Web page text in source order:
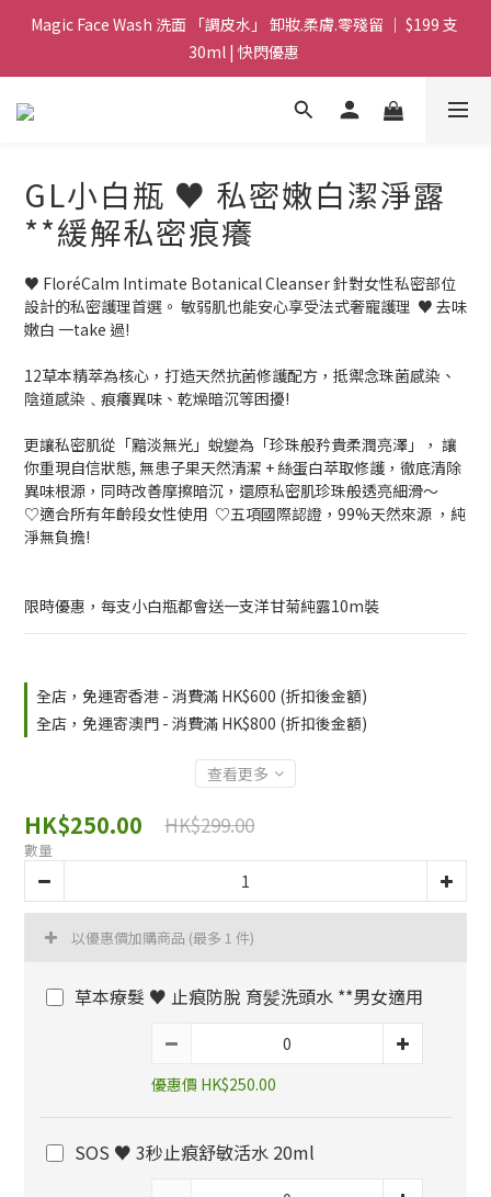
Magic Face Wash 洗面 「調皮水」 卸妝.柔膚.零殘留 ｜ $199 支
30ml | 快閃優惠
Magic Face Wash 洗面 「調皮水」 卸妝.柔膚.零殘留 ｜ $199 支
30ml | 快閃優惠
G8 皇牌孖寶 ｜ 鱷魚油精華 + Soothing Cream 套裝 | $488 set 2
買滿 $1800 送支 洗面 「調皮水」 原價 $268 / 支 30ml  🎁 ｜  送完
即止
Magic Face Wash 洗面 「調皮水」 卸妝.柔膚.零殘留 ｜ $199 支
30ml | 快閃優惠
GL小白瓶 ♥️ 私密嫩白潔淨露
**緩解私密痕癢
♥️ FloréCalm Intimate Botanical Cleanser 針對女性私密部位
設計的私密護理首選。 敏弱肌也能安心享受法式奢寵護理  ♥️ 去味
嫩白 一take 過!
12草本精萃為核心，打造天然抗菌修護配方，抵禦念珠菌感染、
陰道感染﹑痕癢異味、乾燥暗沉等困擾!
更讓私密肌從「黯淡無光」蛻變為「珍珠般矜貴柔潤亮澤」， 讓
你重現自信狀態​, 無患子果天然清潔 + 絲蛋白萃取修護，徹底清除
異味根源，同時改善摩擦暗沉，還原私密肌珍珠般透亮細滑～
♡適合所有年齡段女性使用  ♡五項國際認證，99%天然來源 ，純
淨無負擔!
限時優惠，每支小白瓶都會送一支洋甘菊純露10m裝
全店，免運寄香港 - 消費滿 HK$600 (折扣後金額)
全店，免運寄澳門 - 消費滿 HK$800 (折扣後金額)
查看更多
HK$250.00 HK$299.00
數量
以優惠價加購商品 (最多 1 件)
草本療髮 ♥️ 止痕防脫 育髪洗頭水 **男女適用
優惠價 HK$250.00
SOS ♥️ 3秒止痕舒敏活水 20ml